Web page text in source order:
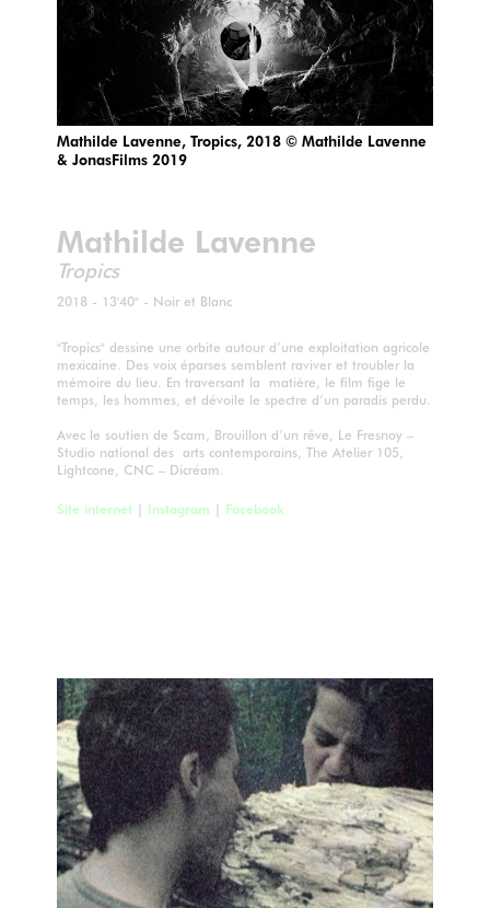
Mathilde Lavenne, Tropics, 2018 © Mathilde Lavenne
& JonasFilms 2019
Mathilde Lavenne
Tropics
2018 - 13'40" - Noir et Blanc
"Tropics" dessine une orbite autour d’une exploitation agricole
mexicaine. Des voix éparses semblent raviver et troubler la
mémoire du lieu. En traversant la matière, le film fige le
temps, les hommes, et dévoile le spectre d’un paradis perdu.
Avec le soutien de Scam, Brouillon d’un rêve, Le Fresnoy –
Studio national des arts contemporains, The Atelier 105,
Lightcone, CNC – Dicréam.
Site internet | Instagram | Facebook